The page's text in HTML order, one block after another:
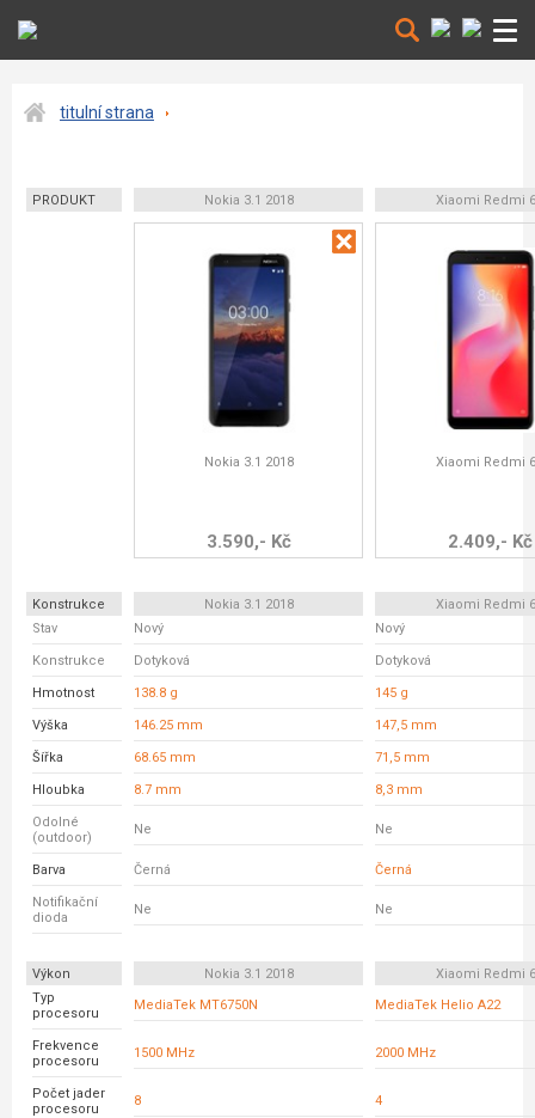
titulní strana
PRODUKT Nokia 3.1 2018 Xiaomi Redmi
Nokia 3.1 2018
3.590,- Kč
Xiaomi Redmi
2.409,- Kč
Konstrukce Nokia 3.1 2018
Xiaomi Redmi
Stav
Nový Nový
Konstrukce Dotyková Dotyková
Hmotnost 138.8 g 145 g
Výška 146.25 mm 147,5 mm
Šířka 68.65 mm 71,5 mm
Hloubka 8.7 mm 8,3 mm
Odolné
(outdoor)
Ne Ne
Barva Černá Černá
Notifikační
dioda
Ne Ne
Výkon Nokia 3.1 2018
Xiaomi Redmi
Typ
procesoru
MediaTek MT6750N MediaTek Helio A22
Frekvence
procesoru
1500 MHz 2000 MHz
Počet jader
procesoru
8 4